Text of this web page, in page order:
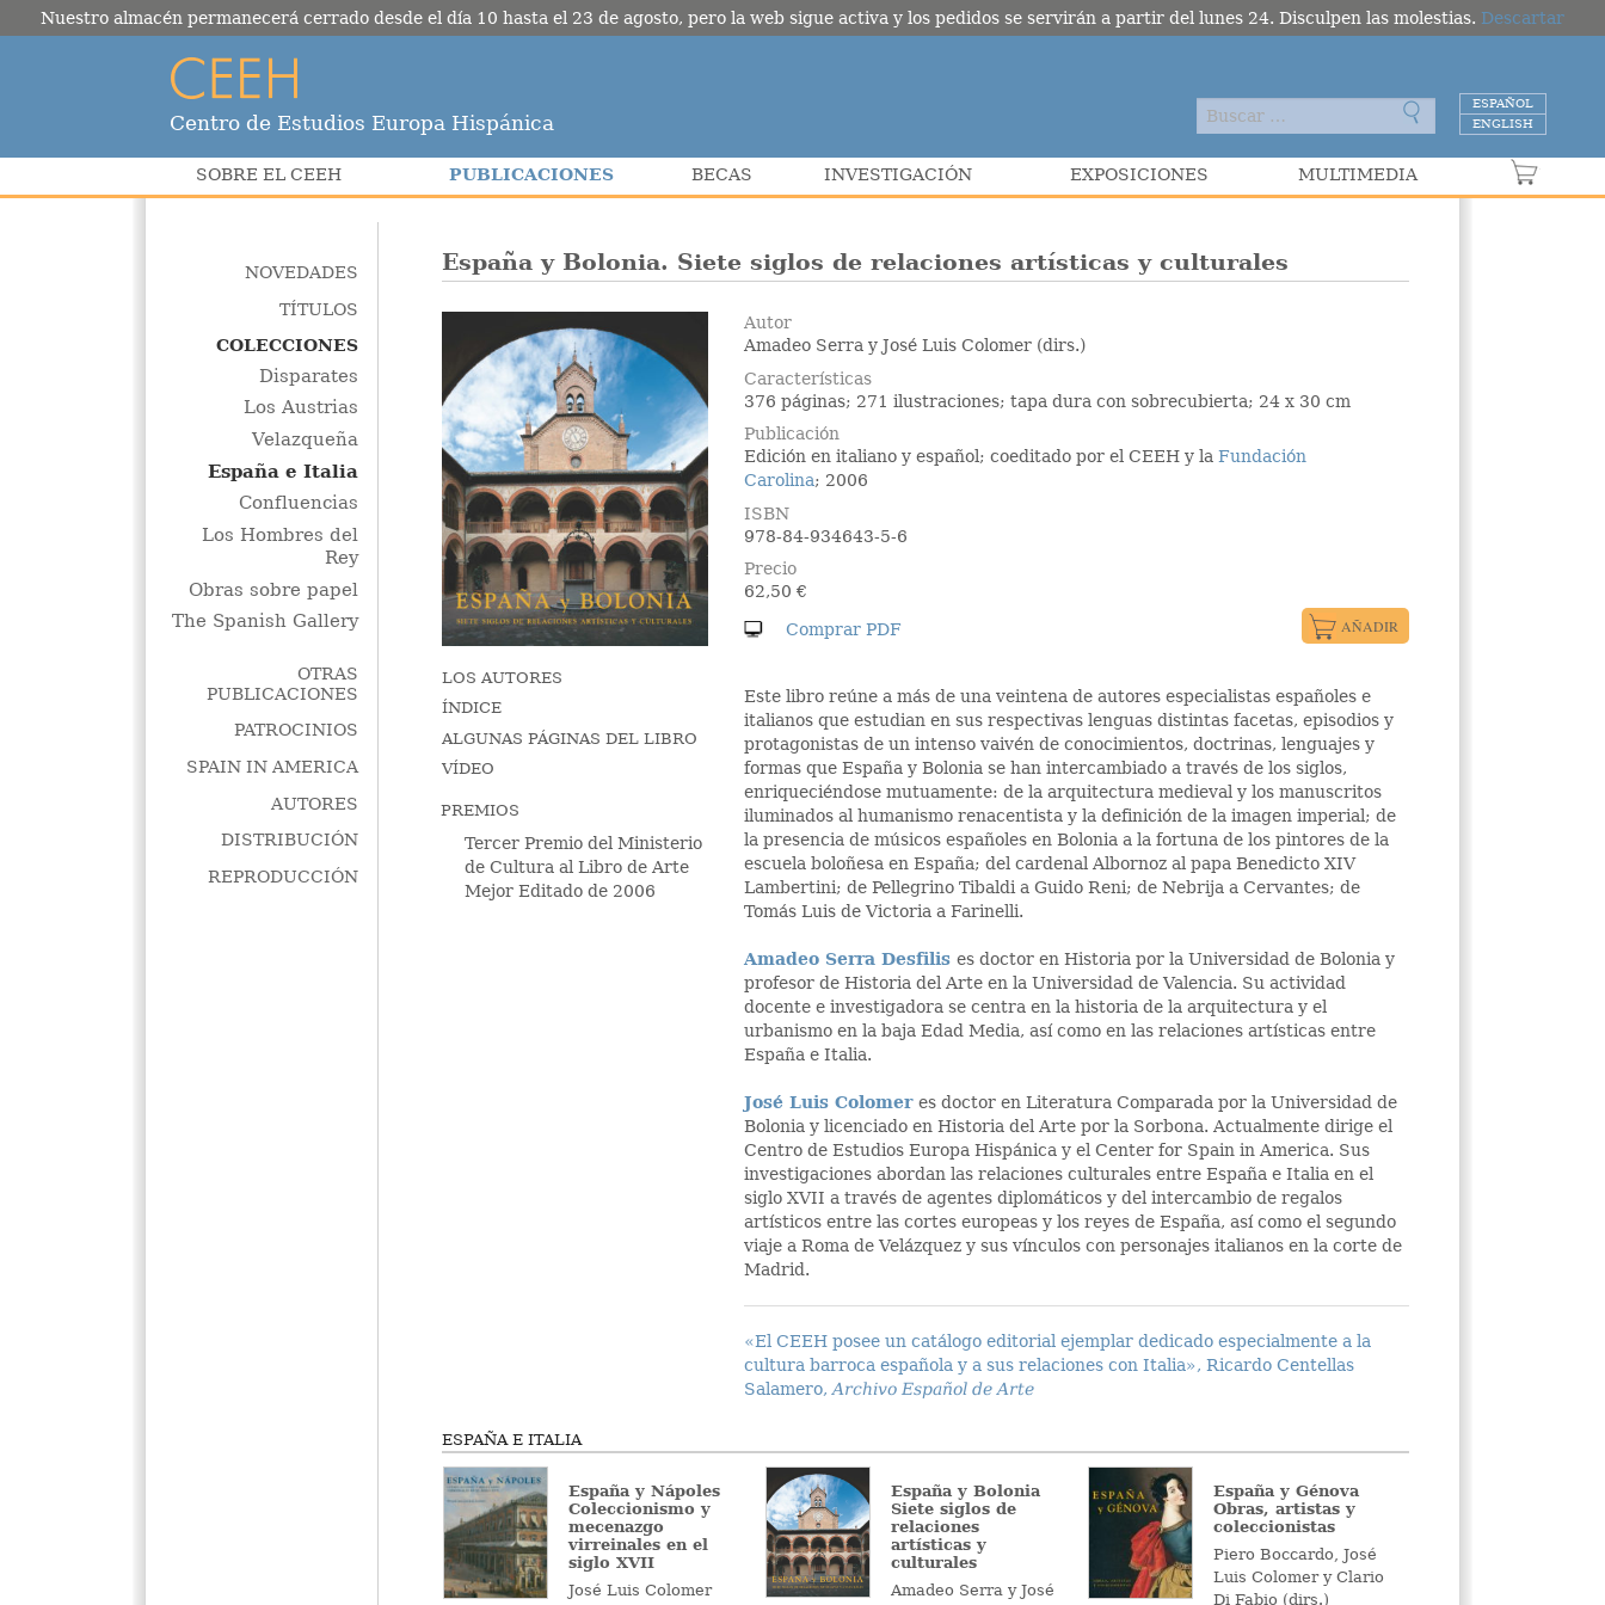
Centro de Estudios Europa Hispánica
ESPAÑOL
ENGLISH
SOBRE EL CEEH PUBLICACIONES BECAS INVESTIGACIÓN EXPOSICIONES MULTIMEDIA
NOVEDADES
TÍTULOS
COLECCIONES
Disparates
Los Austrias
Velazqueña
España e Italia
Confluencias
Los Hombres del
Rey
Obras sobre papel
The Spanish Gallery
OTRAS
PUBLICACIONES
PATROCINIOS
SPAIN IN AMERICA
AUTORES
DISTRIBUCIÓN
REPRODUCCIÓN
España y Bolonia. Siete siglos de relaciones artísticas y culturales
Autor
Amadeo Serra y José Luis Colomer (dirs.)
Características
376 páginas; 271 ilustraciones; tapa dura con sobrecubierta; 24 x 30 cm
Publicación
Edición en italiano y español; coeditado por el CEEH y laFundación
Carolina; 2006
ISBN
978-84-934643-5-6
Precio
62,50€
Este libro reúne a más de una veintena de autores especialistas españoles e
italianos que estudian en sus respectivas lenguas distintas facetas, episodios y
protagonistas de un intenso vaivén de conocimientos, doctrinas, lenguajes y
formas que España y Bolonia se han intercambiado a través de los siglos,
enriqueciéndose mutuamente: de la arquitectura medieval y los manuscritos
iluminados al humanismo renacentista y la definición de la imagen imperial; de
la presencia de músicos españoles en Bolonia a la fortuna de los pintores de la
escuela boloñesa en España; del cardenal Albornoz al papa Benedicto XIV
Lambertini; de Pellegrino Tibaldi a Guido Reni; de Nebrija a Cervantes; de
Tomás Luis de Victoria a Farinelli.
Amadeo Serra Desfilis es doctor en Historia por la Universidad de Bolonia y
profesor de Historia del Arte en la Universidad de Valencia. Su actividad
docente e investigadora se centra en la historia de la arquitectura y el
urbanismo en la baja Edad Media, así como en las relaciones artísticas entre
España e Italia.
José Luis Colomeres doctor en Literatura Comparada por la Universidad de
Bolonia y licenciado en Historia del Arte por la Sorbona. Actualmente dirige el
Centro de Estudios Europa Hispánica y el Center for Spain in America. Sus
investigaciones abordan las relaciones culturales entre España e Italia en el
siglo XVII a través de agentes diplomáticos y del intercambio de regalos
artísticos entre las cortes europeas y los reyes de España, así como el segundo
viaje a Roma de Velázquez y sus vínculos con personajes italianos en la corte de
Madrid.
«El CEEH posee un catálogo editorial ejemplar dedicado especialmente a la
cultura barroca española y a sus relaciones con Italia», Ricardo Centellas
Salamero,Archivo Español de Arte
LOS AUTORES
ÍNDICE
ALGUNAS PÁGINAS DEL LIBRO
VÍDEO
PREMIOS
Tercer Premio del Ministerio
de Cultura al Libro de Arte
Mejor Editado de 2006
ESPAÑA E ITALIA
España y Nápoles
Coleccionismo y
mecenazgo
virreinales en el
siglo XVII
José Luis Colomer
España y Bolonia
Siete siglos de
relaciones
artísticas y
culturales
Amadeo Serra y José
España y Génova
Obras, artistas y
coleccionistas
Piero Boccardo, José
Luis Colomer y Clario
Di Fabio (dirs.)
Nuestro almacén permanecerá cerrado desde el día 10 hasta el 23 de agosto, pero la web sigue activa y los pedidos se servirán a partir del lunes 24. Disculpen las molestias. Descartar